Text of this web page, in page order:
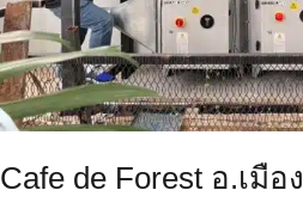
Cafe de Forest อ.เมื